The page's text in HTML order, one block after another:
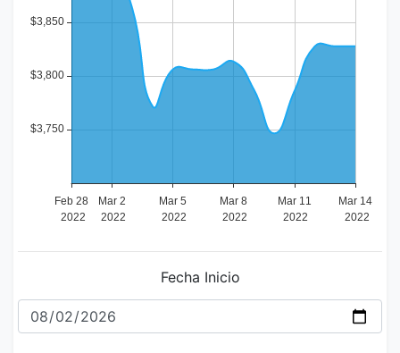
Fecha Inicio